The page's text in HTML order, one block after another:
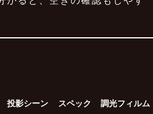
投影シーン スペック 調光フィルム